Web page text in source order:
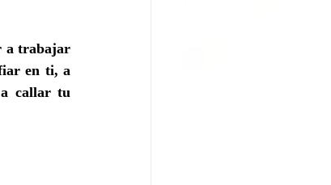
a trabajar
en ti, a
callar tu